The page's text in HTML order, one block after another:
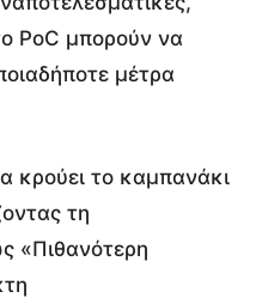
PoC μπορούν να
μέτρα
κρούει το καμπανάκι
τη
«Πιθανότερη